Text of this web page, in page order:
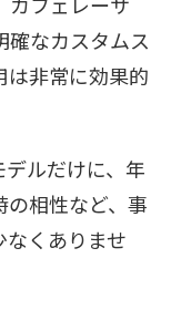
確なカスタムス
は非常に効果的
ルだけに、年
相性など、事
くありませ